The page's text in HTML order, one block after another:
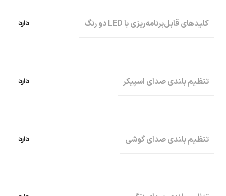
کلید‌های قابل‌برنامه‌ریزی با LED دو رنگ دارد
تنظیم بلندی صدای اسپیکر دارد
تنظیم بلندی صدای گوشی دارد